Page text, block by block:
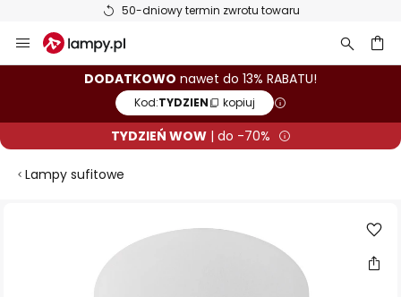
50-dniowy termin zwrotu towaru
Przejdź
do
DODATKOWO nawet do 13% RABATU!
Kod:TYDZIEN kopiuj
TYDZIEŃ WOW| do -70%
Lampy sufitowe